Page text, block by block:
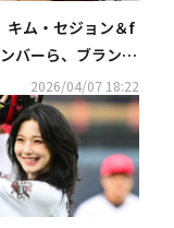
キム・セジョン＆f
バーら、ブランド
」のイベントに
2026/04/07 18:22